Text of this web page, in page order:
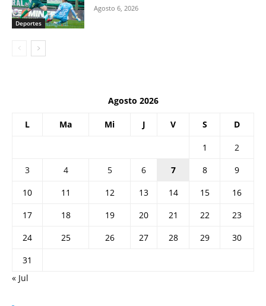
Deportes
Agosto 6, 2026
Agosto 2026
L Ma Mi J V S D
1
2
3
4 5 6 7 8
9
10
11 12 13 14 15
16
17
18 19 20 21 22
23
24
25 26 27 28 29
30
31
« Jul